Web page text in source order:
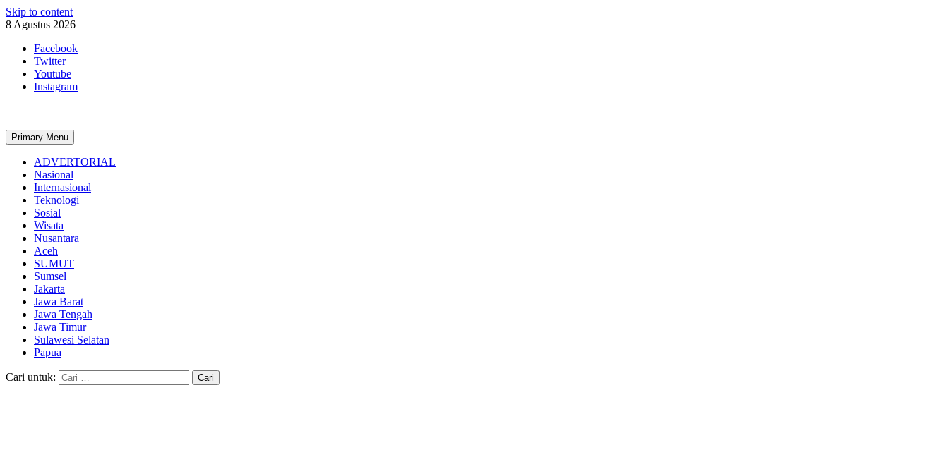
Skip to content
8 Agustus 2026
Facebook
Twitter
Youtube
Instagram
Primary Menu
ADVERTORIAL
Nasional
Internasional
Teknologi
Sosial
Wisata
Nusantara
Aceh
SUMUT
Sumsel
Jakarta
Jawa Barat
Jawa Tengah
Jawa Timur
Sulawesi Selatan
Papua
Cari untuk: